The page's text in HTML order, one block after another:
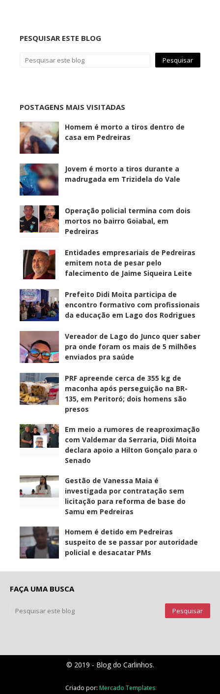
PESQUISAR ESTE BLOG
POSTAGENS MAIS VISITADAS
Homem é morto a tiros dentro de
casa em Pedreiras
Jovem é morto a tiros durante a
madrugada em Trizidela do Vale
Operação policial termina com dois
mortos no bairro Goiabal, em
Pedreiras
Entidades empresariais de Pedreiras
emitem nota de pesar pelo
falecimento de Jaime Siqueira Leite
Prefeito Didi Moita participa de
encontro formativo com profissionais
da educação em Lago dos Rodrigues
Vereador de Lago do Junco quer saber
pra onde foram os mais de 5 milhões
enviados pra saúde
PRF apreende cerca de 355 kg de
maconha após perseguição na BR-
135, em Peritoró; dois homens são
presos
Em meio a rumores de reaproximação
com Valdemar da Serraria, Didi Moita
declara apoio a Hilton Gonçalo para o
Senado
Gestão de Vanessa Maia é
investigada por contratação sem
licitação para reforma de base do
Samu em Pedreiras
Homem é detido em Pedreiras
suspeito de se passar por autoridade
policial e desacatar PMs
FAÇA UMA BUSCA
© 2019 - Blog do Carlinhos.
Criado por: Mercado Templates